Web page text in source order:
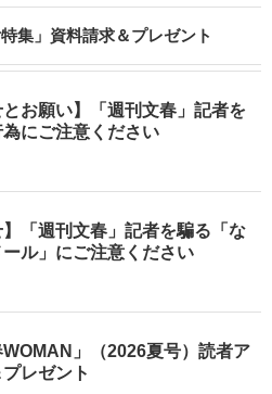
集」資料請求＆プレゼント
とお願い】「週刊文春」記者を
にご注意ください
】「週刊文春」記者を騙る「な
ール」にご注意ください
WOMAN」（2026夏号）読者ア
レゼント